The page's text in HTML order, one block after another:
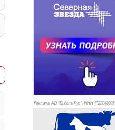
Реклама. АО "Видаль Рус", ИНН 7728043605